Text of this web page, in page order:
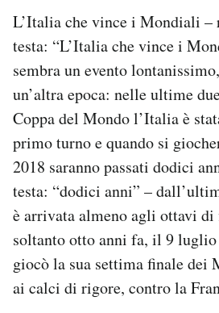
I MIEI PREFERITI
SHOP
CALENDARIO
AREA PERSONALE
Area Personale
Newsletter
Notifiche mobile
Hai bisogno di aiuto?
L’Italia che vince i Mondiali –
testa: “L’Italia che vince i
sembra un evento
un’altra epoca: nelle ultime
Coppa del Mondo l’Italia è
primo turno e quando si
2018 saranno passati dodici
testa: “dodici anni” –
è arrivata almeno agli ottavi di
soltanto otto anni fa, il 9
giocò la sua settima finale dei
ai calci di rigore, contro la